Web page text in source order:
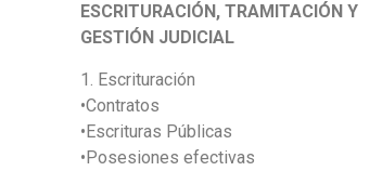
ESCRITURACIÓN, TRAMITACIÓN Y
GESTIÓN JUDICIAL
1. Escrituración
•Contratos
•Escrituras Públicas
•Posesiones efectivas